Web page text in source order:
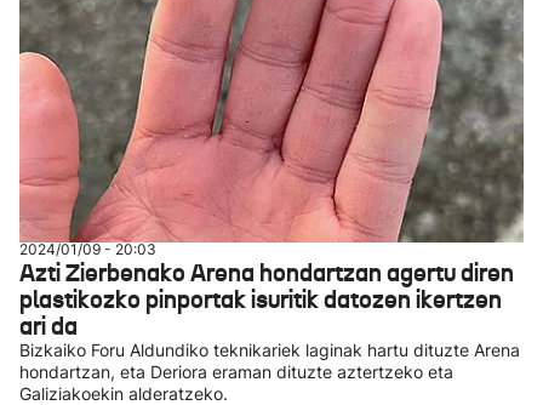
2024/01/09 - 20:03
Azti Zierbenako Arena hondartzan agertu diren
plastikozko pinportak isuritik datozen ikertzen
ari da
Bizkaiko Foru Aldundiko teknikariek laginak hartu dituzte Arena
hondartzan, eta Deriora eraman dituzte aztertzeko eta
Galiziakoekin alderatzeko.